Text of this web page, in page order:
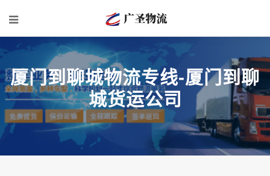
厦门到聊城物流专线-厦门到聊
城货运公司